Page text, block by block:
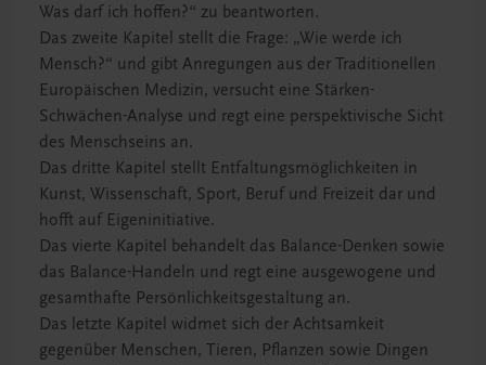
Was darf ich hoffen?“ zu beantworten.
Das zweite Kapitel stellt die Frage: „Wie werde ich
Mensch?“ und gibt Anregungen aus der Traditionellen
Europäischen Medizin, versucht eine Stärken-
Schwächen-Analyse und regt eine perspektivische Sicht
des Menschseins an.
Das dritte Kapitel stellt Entfaltungsmöglichkeiten in
Kunst, Wissenschaft, Sport, Beruf und Freizeit dar und
hofft auf Eigeninitiative.
Das vierte Kapitel behandelt das Balance-Denken sowie
das Balance-Handeln und regt eine ausgewogene und
gesamthafte Persönlichkeitsgestaltung an.
Das letzte Kapitel widmet sich der Achtsamkeit
gegenüber Menschen, Tieren, Pflanzen sowie Dingen